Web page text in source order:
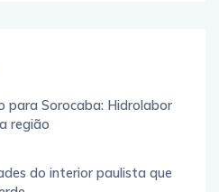
para Sorocaba: Hidrolabor
região
do interior paulista que